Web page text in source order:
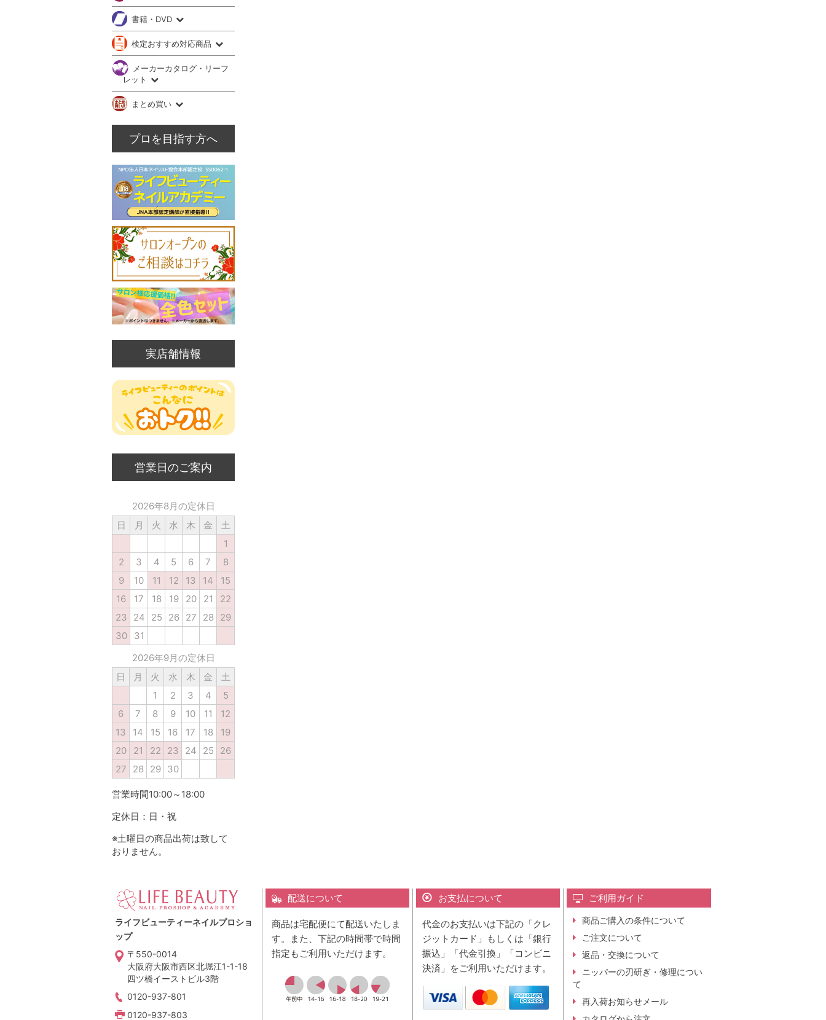
書籍・DVD
検定おすすめ対応商品
メーカーカタログ・リーフ
レット
まとめ買い
プロを目指す方へ
実店舗情報
営業日のご案内
2026年8月の定休日
日
月 火 水 木 金
土
1
2
3 4 5 6 7
8
9
10 11 12 13 14
15
16
17 18 19 20 21
22
23
24 25 26 27 28
29
30
31
2026年9月の定休日
日
月 火 水 木 金
土
1
2 3 4
5
6
7 8 9 10 11
12
13
14 15 16 17 18
19
20
21 22 23 24 25
26
27
28 29 30
営業時間10:00～18:00
定休日：日・祝
※土曜日の商品出荷は致して
おりません。
ライフビューティーネイルプロショ
ップ
〒550-0014
大阪府大阪市西区北堀江1-1-18
四ツ橋イーストビル3階
0120-937-801
0120-937-803
配送について
商品は宅配便にて配送いたしま
す。また、下記の時間帯で時間
指定もご利用いただけます。
お支払について
代金のお支払いは下記の「クレ
ジットカード」もしくは「銀行
振込」「代金引換」「コンビニ
決済」をご利用いただけます。
ご利用ガイド
商品ご購入の条件について
ご注文について
返品・交換について
ニッパーの刃研ぎ・修理につい
て
再入荷お知らせメール